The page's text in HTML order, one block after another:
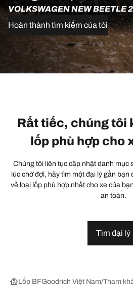
VOLKSWAGEN NEW BEETLE
Hoàn thành tìm kiếm của tôi
Rất tiếc, chúng tôi
lốp phù hợp cho
Chúng tôi liên tục cập nhật danh mục
lúc chờ đợi, hãy tìm một đại lý gần bạn
về loại lốp phù hợp nhất cho xe của
an toàn.
Tìm đại lý
Lốp BFGoodrich Việt Nam Tham